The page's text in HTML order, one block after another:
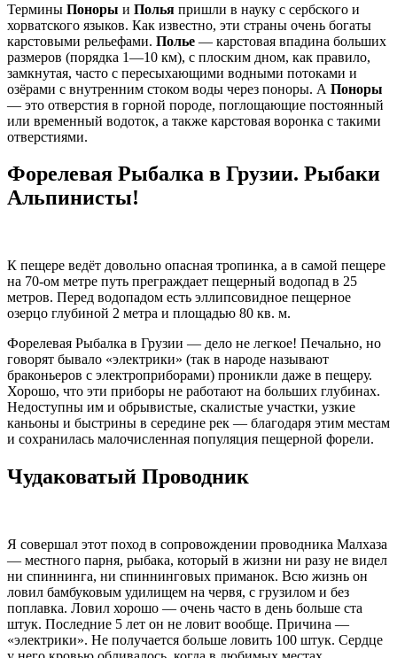
Термины Поноры и Полья пришли в науку с сербского и
хорватского языков. Как известно, эти страны очень богаты
карстовыми рельефами. Полье — карстовая впадина больших
размеров (порядка 1—10 км), с плоским дном, как правило,
замкнутая, часто с пересыхающими водными потоками и
озёрами с внутренним стоком воды через поноры. А Поноры
— это отверстия в горной породе, поглощающие постоянный
или временный водоток, а также карстовая воронка с такими
отверстиями.
Форелевая Рыбалка в Грузии. Рыбаки
Альпинисты!
К пещере ведёт довольно опасная тропинка, а в самой пещере
на 70-ом метре путь преграждает пещерный водопад в 25
метров. Перед водопадом есть эллипсовидное пещерное
озерцо глубиной 2 метра и площадью 80 кв. м.
Форелевая Рыбалка в Грузии — дело не легкое! Печально, но
говорят бывало «электрики» (так в народе называют
браконьеров с электроприборами) проникли даже в пещеру.
Хорошо, что эти приборы не работают на больших глубинах.
Недоступны им и обрывистые, скалистые участки, узкие
каньоны и быстрины в середине рек — благодаря этим местам
и сохранилась малочисленная популяция пещерной форели.
Чудаковатый Проводник
Я совершал этот поход в сопровождении проводника Малхаза
— местного парня, рыбака, который в жизни ни разу не видел
ни спиннинга, ни спиннинговых приманок. Всю жизнь он
ловил бамбуковым удилищем на червя, с грузилом и без
поплавка. Ловил хорошо — очень часто в день больше ста
штук. Последние 5 лет он не ловит вообще. Причина —
«электрики». Не получается больше ловить 100 штук. Сердце